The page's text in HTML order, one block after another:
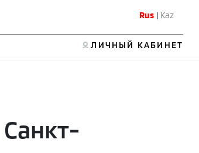
Rus| Kaz
ЛИЧНЫЙ КАБИНЕТ